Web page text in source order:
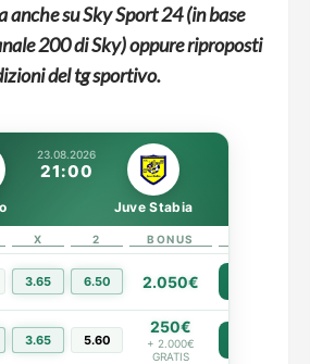
anche su Sky Sport 24 (in base
200 di Sky) oppure riproposti
del tg sportivo.
23.08.2026
21:00
Juve Stabia
X 2 BONUS
3.65 6.50 2.050€
3.65 5.60
250€
+ 2.000€
GRATIS